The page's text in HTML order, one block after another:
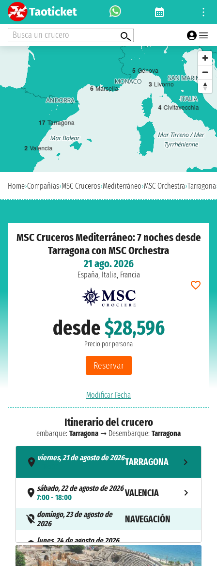
Busca un crucero
17 Tarragona
2 Valencia
3 Livorno
4 Civitavecchia
5 Génova
6 Marsella
Home›Compañías›MSC Cruceros›Mediterráneo›MSC Orchestra›Tarragona
MSC Cruceros Mediterráneo: 7 noches desde
Tarragona con MSC Orchestra
21 ago. 2026
España, Italia, Francia
desde$28,596
Precio por persona
Reservar
Modificar Fecha
Itinerario del crucero
embarque: Tarragona ➞ Desembarque: Tarragona
viernes, 21 de agosto de 2026TARRAGONA
sábado, 22 de agosto de 2026
7:00 - 18:00
VALENCIA
domingo, 23 de agosto de
2026
NAVEGACIÓN
lunes, 24 de agosto de 2026
7:00 - 20:00
LIVORNO